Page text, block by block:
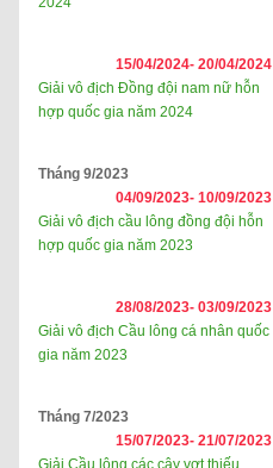
15/04/2024- 20/04/2024
Giải vô địch Đồng đội nam nữ hỗn
hợp quốc gia năm 2024
Tháng 9/2023
04/09/2023- 10/09/2023
Giải vô địch cầu lông đồng đội hỗn
hợp quốc gia năm 2023
28/08/2023- 03/09/2023
Giải vô địch Cầu lông cá nhân quốc
gia năm 2023
Tháng 7/2023
15/07/2023- 21/07/2023
Giải Cầu lông các cây vợt thiếu